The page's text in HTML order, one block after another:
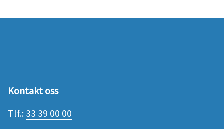
Kontakt oss
Tlf.: 33 39 00 00